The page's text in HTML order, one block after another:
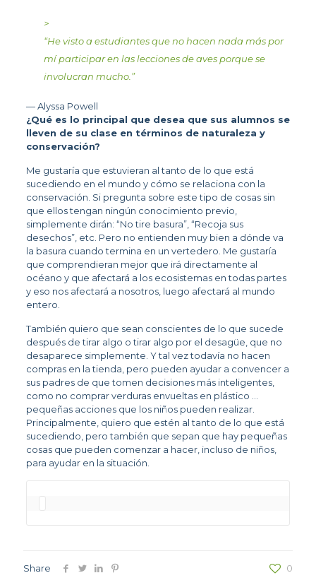
>
“He visto a estudiantes que no hacen nada más por
mí participar en las lecciones de aves porque se
involucran mucho.”
— Alyssa Powell
¿Qué es lo principal que desea que sus alumnos se
lleven de su clase en términos de naturaleza y
conservación?
Me gustaría que estuvieran al tanto de lo que está
sucediendo en el mundo y cómo se relaciona con la
conservación. Si pregunta sobre este tipo de cosas sin
que ellos tengan ningún conocimiento previo,
simplemente dirán: “No tire basura”, “Recoja sus
desechos”, etc. Pero no entienden muy bien a dónde va
la basura cuando termina en un vertedero. Me gustaría
que comprendieran mejor que irá directamente al
océano y que afectará a los ecosistemas en todas partes
y eso nos afectará a nosotros, luego afectará al mundo
entero.
También quiero que sean conscientes de lo que sucede
después de tirar algo o tirar algo por el desagüe, que no
desaparece simplemente. Y tal vez todavía no hacen
compras en la tienda, pero pueden ayudar a convencer a
sus padres de que tomen decisiones más inteligentes,
como no comprar verduras envueltas en plástico …
pequeñas acciones que los niños pueden realizar.
Principalmente, quiero que estén al tanto de lo que está
sucediendo, pero también que sepan que hay pequeñas
cosas que pueden comenzar a hacer, incluso de niños,
para ayudar en la situación.
Share 0